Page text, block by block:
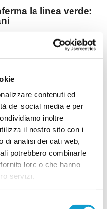
contenuti ed
dei social media e per
inoltre
il nostro sito con i
di analisi dei dati web,
potrebbero combinarle
loro o che hanno
servizi.
la linea verde:
vista del prossimo campionato di
La società conferma la linea
altri quattro giocatori che
giovane e
la
di
categoria
Il club di
di